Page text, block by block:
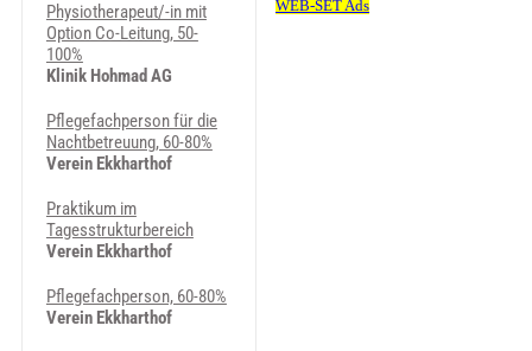
Physiotherapeut/-in mit
Op­ti­on Co-Lei­tung, 50-
100%
Klinik Hohmad AG
Pflegefachperson für die
Nachtbetreuung, 60-80%
Verein Ekkharthof
Praktikum im
Tagesstrukturbereich
Verein Ekkharthof
Pflegefachperson, 60-80%
Verein Ekkharthof